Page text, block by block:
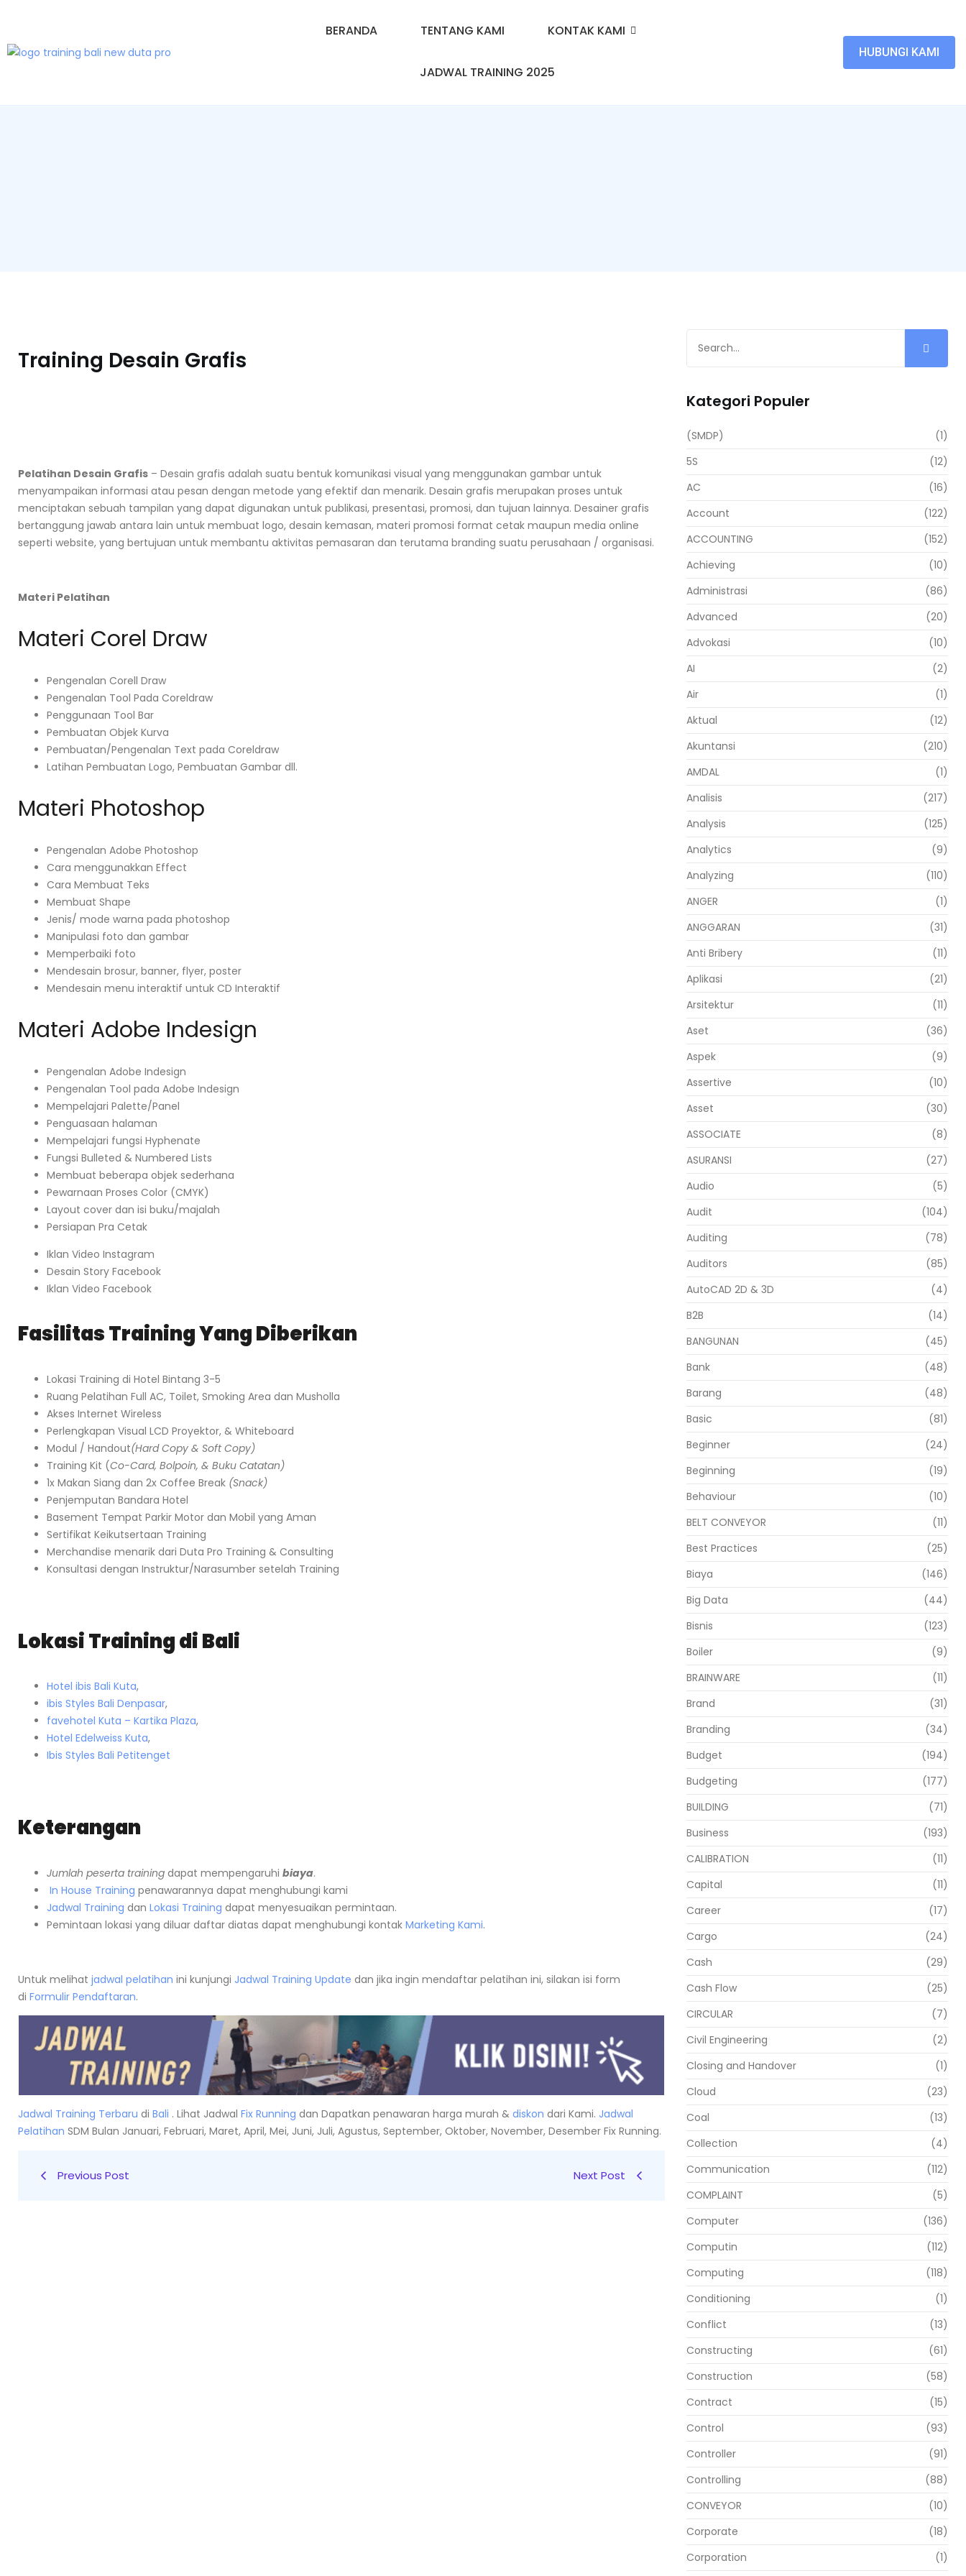
BERANDA TENTANG KAMI KONTAK KAMI
JADWAL TRAINING 2025
HUBUNGI KAMI
Training Desain Grafis
Pelatihan Desain Grafis – Desain grafis adalah suatu bentuk komunikasi visual yang menggunakan gambar untuk
menyampaikan informasi atau pesan dengan metode yang efektif dan menarik. Desain grafis merupakan proses untuk
menciptakan sebuah tampilan yang dapat digunakan untuk publikasi, presentasi, promosi, dan tujuan lainnya. Desainer grafis
bertanggung jawab antara lain untuk membuat logo, desain kemasan, materi promosi format cetak maupun media online
seperti website, yang bertujuan untuk membantu aktivitas pemasaran dan terutama branding suatu perusahaan / organisasi.
Materi Pelatihan
Materi Corel Draw
Pengenalan Corell Draw
Pengenalan Tool Pada Coreldraw
Penggunaan Tool Bar
Pembuatan Objek Kurva
Pembuatan/Pengenalan Text pada Coreldraw
Latihan Pembuatan Logo, Pembuatan Gambar dll.
Materi Photoshop
Pengenalan Adobe Photoshop
Cara menggunakkan Effect
Cara Membuat Teks
Membuat Shape
Jenis/ mode warna pada photoshop
Manipulasi foto dan gambar
Memperbaiki foto
Mendesain brosur, banner, flyer, poster
Mendesain menu interaktif untuk CD Interaktif
Materi Adobe Indesign
Pengenalan Adobe Indesign
Pengenalan Tool pada Adobe Indesign
Mempelajari Palette/Panel
Penguasaan halaman
Mempelajari fungsi Hyphenate
Fungsi Bulleted & Numbered Lists
Membuat beberapa objek sederhana
Pewarnaan Proses Color (CMYK)
Layout cover dan isi buku/majalah
Persiapan Pra Cetak
Iklan Video Instagram
Desain Story Facebook
Iklan Video Facebook
Fasilitas Training Yang Diberikan
Lokasi Training di Hotel Bintang 3-5
Ruang Pelatihan Full AC, Toilet, Smoking Area dan Musholla
Akses Internet Wireless
Perlengkapan Visual LCD Proyektor, & Whiteboard
Modul / Handout(Hard Copy & Soft Copy)
Training Kit (Co-Card, Bolpoin, & Buku Catatan)
1x Makan Siang dan 2x Coffee Break (Snack)
Penjemputan Bandara Hotel
Basement Tempat Parkir Motor dan Mobil yang Aman
Sertifikat Keikutsertaan Training
Merchandise menarik dari Duta Pro Training & Consulting
Konsultasi dengan Instruktur/Narasumber setelah Training
Lokasi Training di Bali
Hotel ibis Bali Kuta,
ibis Styles Bali Denpasar,
favehotel Kuta – Kartika Plaza,
Hotel Edelweiss Kuta,
Ibis Styles Bali Petitenget
Keterangan
Jumlah peserta training dapat mempengaruhi biaya.
In House Training penawarannya dapat menghubungi kami
Jadwal Training dan Lokasi Training dapat menyesuaikan permintaan.
Pemintaan lokasi yang diluar daftar diatas dapat menghubungi kontak Marketing Kami.
Untuk melihat jadwal pelatihan ini kunjungi Jadwal Training Update dan jika ingin mendaftar pelatihan ini, silakan isi form
di Formulir Pendaftaran.
Jadwal Training Terbaru di Bali . Lihat Jadwal Fix Running dan Dapatkan penawaran harga murah & diskon dari Kami. Jadwal
Pelatihan SDM Bulan Januari, Februari, Maret, April, Mei, Juni, Juli, Agustus, September, Oktober, November, Desember Fix Running.
Previous Post Next Post
Kategori Populer
(SMDP)
(1)
5S
(12)
AC
(16)
Account
(122)
ACCOUNTING
(152)
Achieving
(10)
Administrasi
(86)
Advanced
(20)
Advokasi
(10)
AI
(2)
Air
(1)
Aktual
(12)
Akuntansi
(210)
AMDAL
(1)
Analisis
(217)
Analysis
(125)
Analytics
(9)
Analyzing
(110)
ANGER
(1)
ANGGARAN
(31)
Anti Bribery
(11)
Aplikasi
(21)
Arsitektur
(11)
Aset
(36)
Aspek
(9)
Assertive
(10)
Asset
(30)
ASSOCIATE
(8)
ASURANSI
(27)
Audio
(5)
Audit
(104)
Auditing
(78)
Auditors
(85)
AutoCAD 2D & 3D
(4)
B2B
(14)
BANGUNAN
(45)
Bank
(48)
Barang
(48)
Basic
(81)
Beginner
(24)
Beginning
(19)
Behaviour
(10)
BELT CONVEYOR
(11)
Best Practices
(25)
Biaya
(146)
Big Data
(44)
Bisnis
(123)
Boiler
(9)
BRAINWARE
(11)
Brand
(31)
Branding
(34)
Budget
(194)
Budgeting
(177)
BUILDING
(71)
Business
(193)
CALIBRATION
(11)
Capital
(11)
Career
(17)
Cargo
(24)
Cash
(29)
Cash Flow
(25)
CIRCULAR
(7)
Civil Engineering
(2)
Closing and Handover
(1)
Cloud
(23)
Coal
(13)
Collection
(4)
Communication
(112)
COMPLAINT
(5)
Computer
(136)
Computin
(112)
Computing
(118)
Conditioning
(1)
Conflict
(13)
Constructing
(61)
Construction
(58)
Contract
(15)
Control
(93)
Controller
(91)
Controlling
(88)
CONVEYOR
(10)
Corporate
(18)
Corporation
(1)